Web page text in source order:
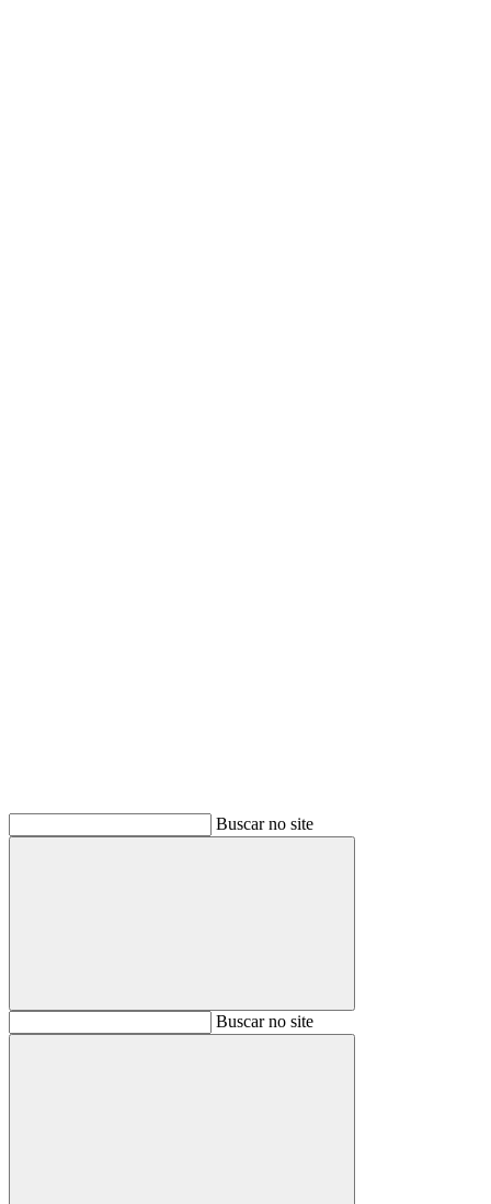
Buscar no site
BuscarBuscar no site